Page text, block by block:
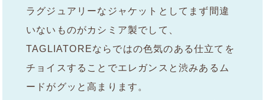
ラグジュアリーなジャケットとしてまず間違
いないものがカシミア製でして、
TAGLIATOREならではの色気のある仕立てを
チョイスすることでエレガンスと渋みあるム
ードがグッと高まります。